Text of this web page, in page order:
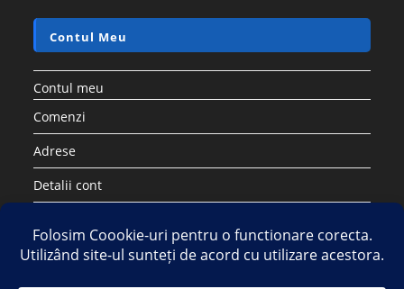
Contul Meu
Contul meu
Comenzi
Adrese
Detalii cont